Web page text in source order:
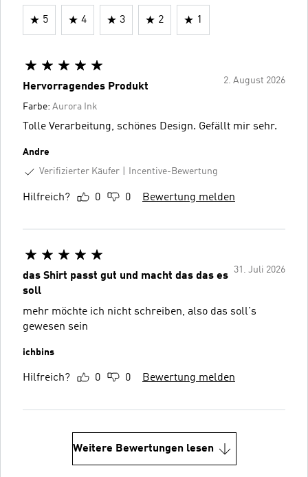
5 4 3 2 1
2. August 2026
Hervorragendes Produkt
Farbe: Aurora Ink
Tolle Verarbeitung, schönes Design. Gefällt mir sehr.
Andre
Verifizierter Käufer
Incentive-Bewertung
Hilfreich? 0 0 Bewertung melden
31. Juli 2026
das Shirt passt gut und macht das das es
soll
mehr möchte ich nicht schreiben, also das soll's
gewesen sein
ichbins
Hilfreich? 0 0 Bewertung melden
Weitere Bewertungen lesen